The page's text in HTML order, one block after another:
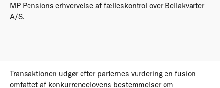
MP Pensions erhvervelse af fælleskontrol over Bellakvarter
A/S.
Transaktionen udgør efter parternes vurdering en fusion
omfattet af konkurrencelovens bestemmelser om